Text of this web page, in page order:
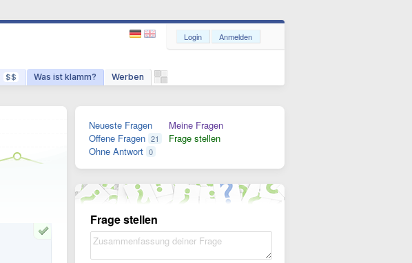
$$ Was ist klamm? Werben
Login Anmelden
Neueste Fragen
Offene Fragen 21
Ohne Antwort 0
Meine Fragen
Frage stellen
Frage stellen